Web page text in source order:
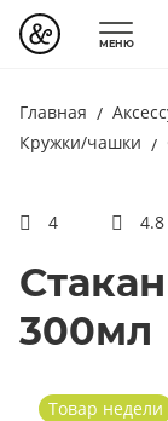
МЕНЮ
Главная
Кружки/чашки
4 4.8
300мл
Товар недели